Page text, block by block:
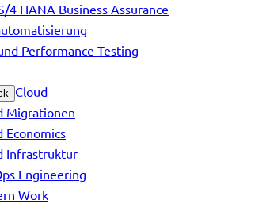
4 HANA Business Assurance
Performance Testing
Cloud
Migrationen
Economics
Infrastruktur
Engineering
Work